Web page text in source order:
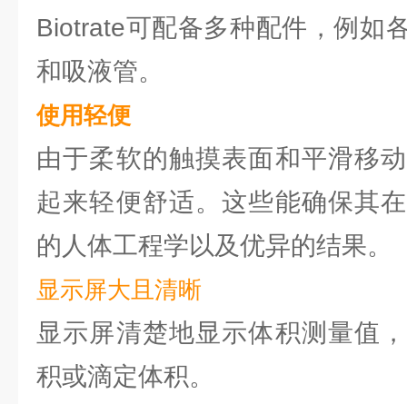
Biotrate可配备多种配件，例如
和吸液管。
使用轻便
由于柔软的触摸表面和平滑移
起来轻便舒适。这些能确保其
的人体工程学以及优异的结果。
显示屏大且清晰
显示屏清楚地显示体积测量值
积或滴定体积。